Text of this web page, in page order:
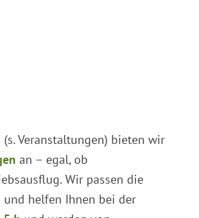
Veranstaltungen) bieten wir
an – egal, ob
Wir passen die
und helfen Ihnen bei der